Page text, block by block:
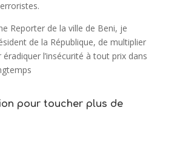
Reporter de la ville de Beni, je
de la République, de multiplier
l’insécurité à tout prix dans
pour toucher plus de